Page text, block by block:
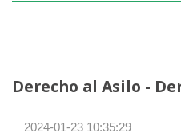
Derecho al Asilo -
2024-01-23 10:35:29